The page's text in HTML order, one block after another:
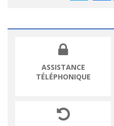
ASSISTANCE
TÉLÉPHONIQUE